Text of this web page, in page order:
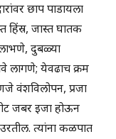
छाप पाडायला
जास्त घातक
दुबळ्या
लागणे; येवढाच क्रम
वंशविलोपन, प्रजा
जबर इजा होऊन
त्यांना कळपात